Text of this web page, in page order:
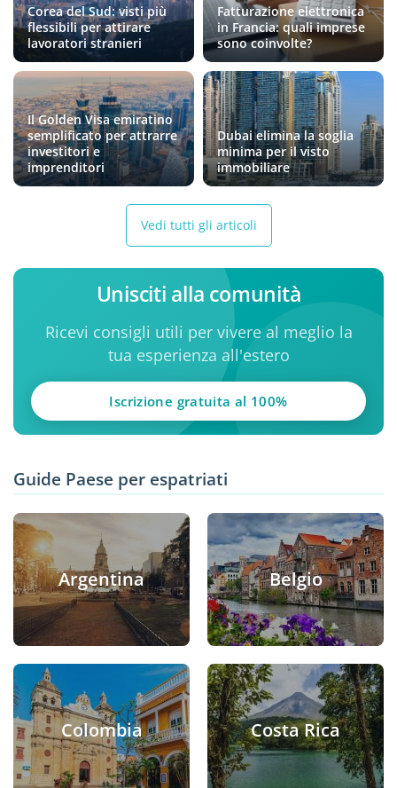
Corea del Sud: visti più
flessibili per attirare
lavoratori stranieri
Fatturazione elettronica
in Francia: quali imprese
sono coinvolte?
Il Golden Visa emiratino
semplificato per attrarre
investitori e
imprenditori
Dubai elimina la soglia
minima per il visto
immobiliare
Vedi tutti gli articoli
Unisciti alla comunità
Ricevi consigli utili per vivere al meglio la
tua esperienza all'estero
Iscrizione gratuita al 100%
Guide Paese per espatriati
Argentina Belgio
Colombia Costa Rica